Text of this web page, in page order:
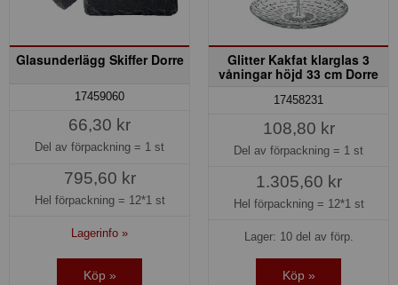
Glasunderlägg Skiffer Dorre
17459060
66,30 kr
Del av förpackning = 1 st
795,60 kr
Hel förpackning = 12*1 st
Lagerinfo »
Köp »
Glitter Kakfat klarglas 3
våningar höjd 33 cm Dorre
17458231
108,80 kr
Del av förpackning = 1 st
1.305,60 kr
Hel förpackning = 12*1 st
Lager: 10 del av förp.
Köp »